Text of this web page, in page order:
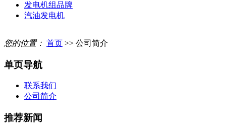
发电机组品牌
汽油发电机
您的位置： 首页 >> 公司简介
单页导航
联系我们
公司简介
推荐新闻